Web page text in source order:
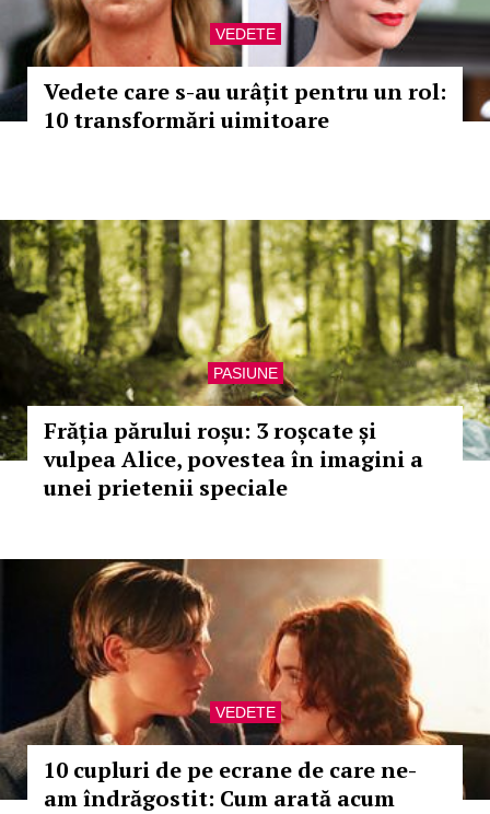
VEDETE
Vedete care s-au urâțit pentru un rol:
10 transformări uimitoare
PASIUNE
Frăția părului roșu: 3 roșcate și
vulpea Alice, povestea în imagini a
unei prietenii speciale
VEDETE
10 cupluri de pe ecrane de care ne-
am îndrăgostit: Cum arată acum